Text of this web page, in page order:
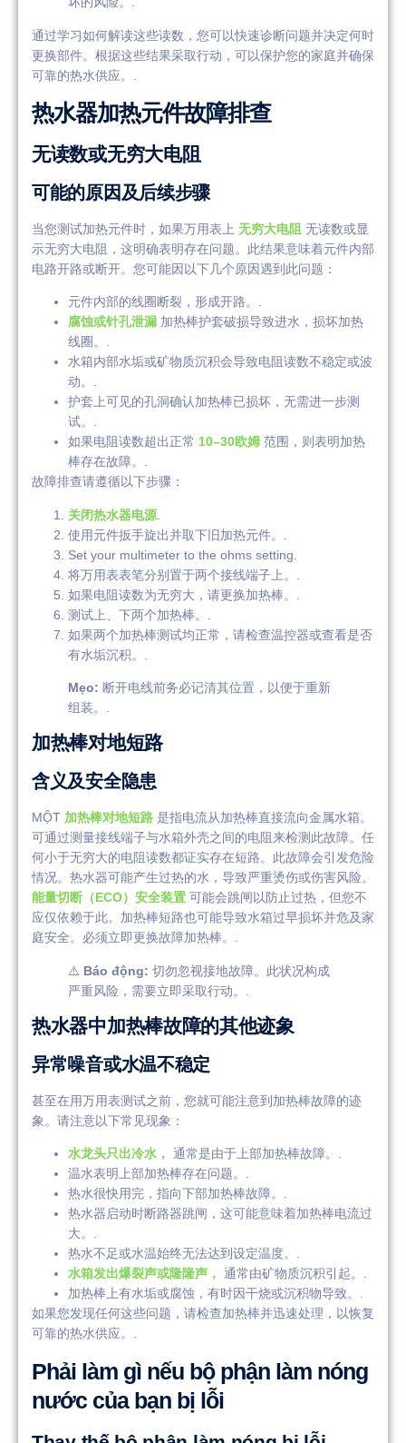
通过学习如何解读这些读数，您可以快速诊断问题并决定何时
更换部件。根据这些结果采取行动，可以保护您的家庭并确保
可靠的热水供应。.
热水器加热元件故障排查
无读数或无穷大电阻
可能的原因及后续步骤
当您测试加热元件时，如果万用表上 无穷大电阻 无读数或显
示无穷大电阻，这明确表明存在问题。此结果意味着元件内部
电路开路或断开。您可能因以下几个原因遇到此问题：
元件内部的线圈断裂，形成开路。.
腐蚀或针孔泄漏 加热棒护套破损导致进水，损坏加热
线圈。.
水箱内部水垢或矿物质沉积会导致电阻读数不稳定或波
动。.
护套上可见的孔洞确认加热棒已损坏，无需进一步测
试。.
如果电阻读数超出正常 10–30欧姆 范围，则表明加热
棒存在故障。.
故障排查请遵循以下步骤：
关闭热水器电源
使用元件扳手旋出并取下旧加热元件。.
Set your multimeter to the ohms setting.
将万用表表笔分别置于两个接线端子上。.
如果电阻读数为无穷大，请更换加热棒。.
测试上、下两个加热棒。.
如果两个加热棒测试均正常，请检查温控器或查看是否
有水垢沉积。.
Mẹo: 断开电线前务必记清其位置，以便于重新
组装。.
加热棒对地短路
含义及安全隐患
MỘT 加热棒对地短路 是指电流从加热棒直接流向金属水箱。
可通过测量接线端子与水箱外壳之间的电阻来检测此故障。任
何小于无穷大的电阻读数都证实存在短路。此故障会引发危险
情况。热水器可能产生过热的水，导致严重烫伤或伤害风险。
能量切断（ECO）安全装置 可能会跳闸以防止过热，但您不
应仅依赖于此。加热棒短路也可能导致水箱过早损坏并危及家
庭安全。必须立即更换故障加热棒。.
⚠️ Báo động: 切勿忽视接地故障。此状况构成
严重风险，需要立即采取行动。.
热水器中加热棒故障的其他迹象
异常噪音或水温不稳定
甚至在用万用表测试之前，您就可能注意到加热棒故障的迹
象。请注意以下常见现象：
水龙头只出冷水， 通常是由于上部加热棒故障。.
温水表明上部加热棒存在问题。.
热水很快用完，指向下部加热棒故障。.
热水器启动时断路器跳闸，这可能意味着加热棒电流过
大。.
热水不足或水温始终无法达到设定温度。.
水箱发出爆裂声或隆隆声， 通常由矿物质沉积引起。.
加热棒上有水垢或腐蚀，有时因干烧或沉积物导致。.
如果您发现任何这些问题，请检查加热棒并迅速处理，以恢复
可靠的热水供应。.
Phải làm gì nếu bộ phận làm nóng
nước của bạn bị lỗi